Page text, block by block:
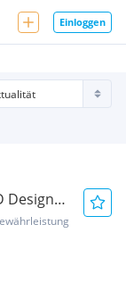
Einloggen
Design